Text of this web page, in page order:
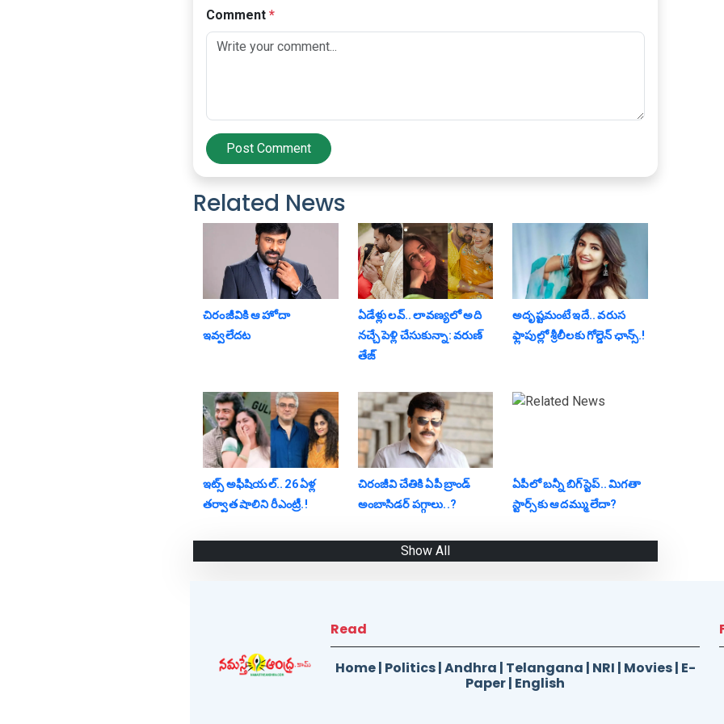
Comment*
Post Comment
Related News
చిరంజీవికి ఆ హోదా
ఇవ్వలేదట
ఏడేళ్లు ల‌వ్‌.. లావ‌ణ్య‌లో అది
న‌చ్చే పెళ్లి చేసుకున్నా: వ‌రుణ్
తేజ్‌
అదృష్టమంటే ఇదే.. వ‌రుస
ఫ్లాపుల్లో శ్రీ‌లీల‌కు గోల్డెన్ ఛాన్స్‌.!
ఇట్స్ అఫీషియ‌ల్‌.. 26 ఏళ్ల
తర్వాత షాలిని రీఎంట్రీ.!
చిరంజీవి చేతికి ఏపీ బ్రాండ్
అంబాసిడర్ పగ్గాలు..?
ఏపీలో బ‌న్నీ బిగ్ స్టెప్‌.. మిగ‌తా
స్టార్స్‌కు ఆ ద‌మ్ము లేదా?
Show All
Read
Home| Politics|Andhra | Telangana | NRI | Movies| E-
Paper| English